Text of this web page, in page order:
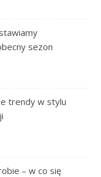
sezon
trendy w stylu
– w co się